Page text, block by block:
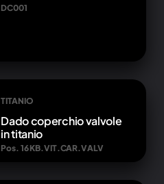
DC001
TITANIO
Dado coperchio valvole
in titanio
Pos. 16 KB.VIT.CAR.VALV